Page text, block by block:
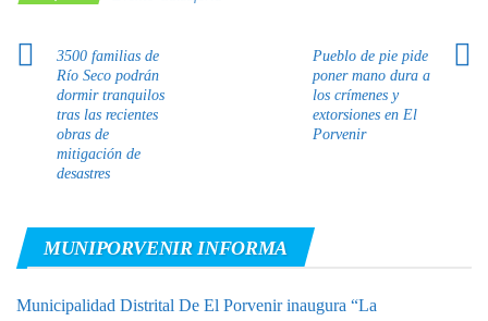
3500 familias de
Río Seco podrán
dormir tranquilos
tras las recientes
obras de
mitigación de
desastres
Pueblo de pie pide
poner mano dura a
los crímenes y
extorsiones en El
Porvenir
MUNIPORVENIR INFORMA
Municipalidad Distrital De El Porvenir inaugura “La